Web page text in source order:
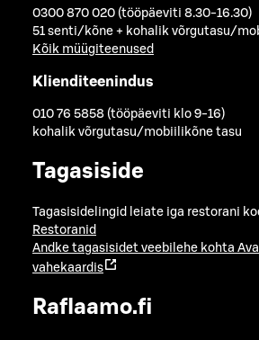
0300 870 020 (tööpäeviti 8.30-16.30)
51 senti/kõne + kohalik võrgutasu/
Kõik müügiteenused
Klienditeenindus
010 76 5858 (tööpäeviti klo 9-16)
kohalik võrgutasu/mobiilikõne tasu
Tagasiside
Tagasisidelingid leiate iga restorani
Restoranid
Andke tagasisidet veebilehe kohta
vahekaardis
Raflaamo.fi